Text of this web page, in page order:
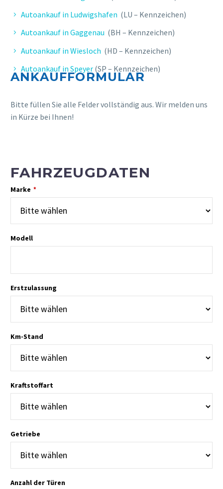
Autoankauf in Ludwigshafen (LU – Kennzeichen)
Autoankauf in Gaggenau (BH – Kennzeichen)
Autoankauf in Wiesloch (HD – Kennzeichen)
Autoankauf in Speyer (SP – Kennzeichen)
ANKAUFFORMULAR
Bitte füllen Sie alle Felder vollständig aus. Wir melden uns
in Kürze bei Ihnen!
FAHRZEUGDATEN
Marke *
Modell
Erstzulassung
Km-Stand
Kraftstoffart
Getriebe
Anzahl der Türen